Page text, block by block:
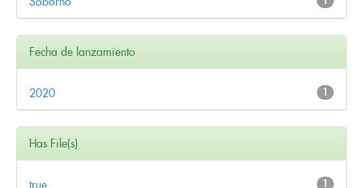
Fecha de lanzamiento
1
2020
Has File(s)
1
true